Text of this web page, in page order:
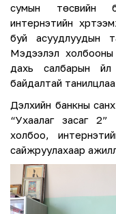
сумын төсвийн
интернэтийн
буй асуудлуудын
Мэдээлэл
дахь салбарын
байдалтай
Дэлхийн банкны
“Ухаалаг засаг
холбоо,
сайжруулахаар